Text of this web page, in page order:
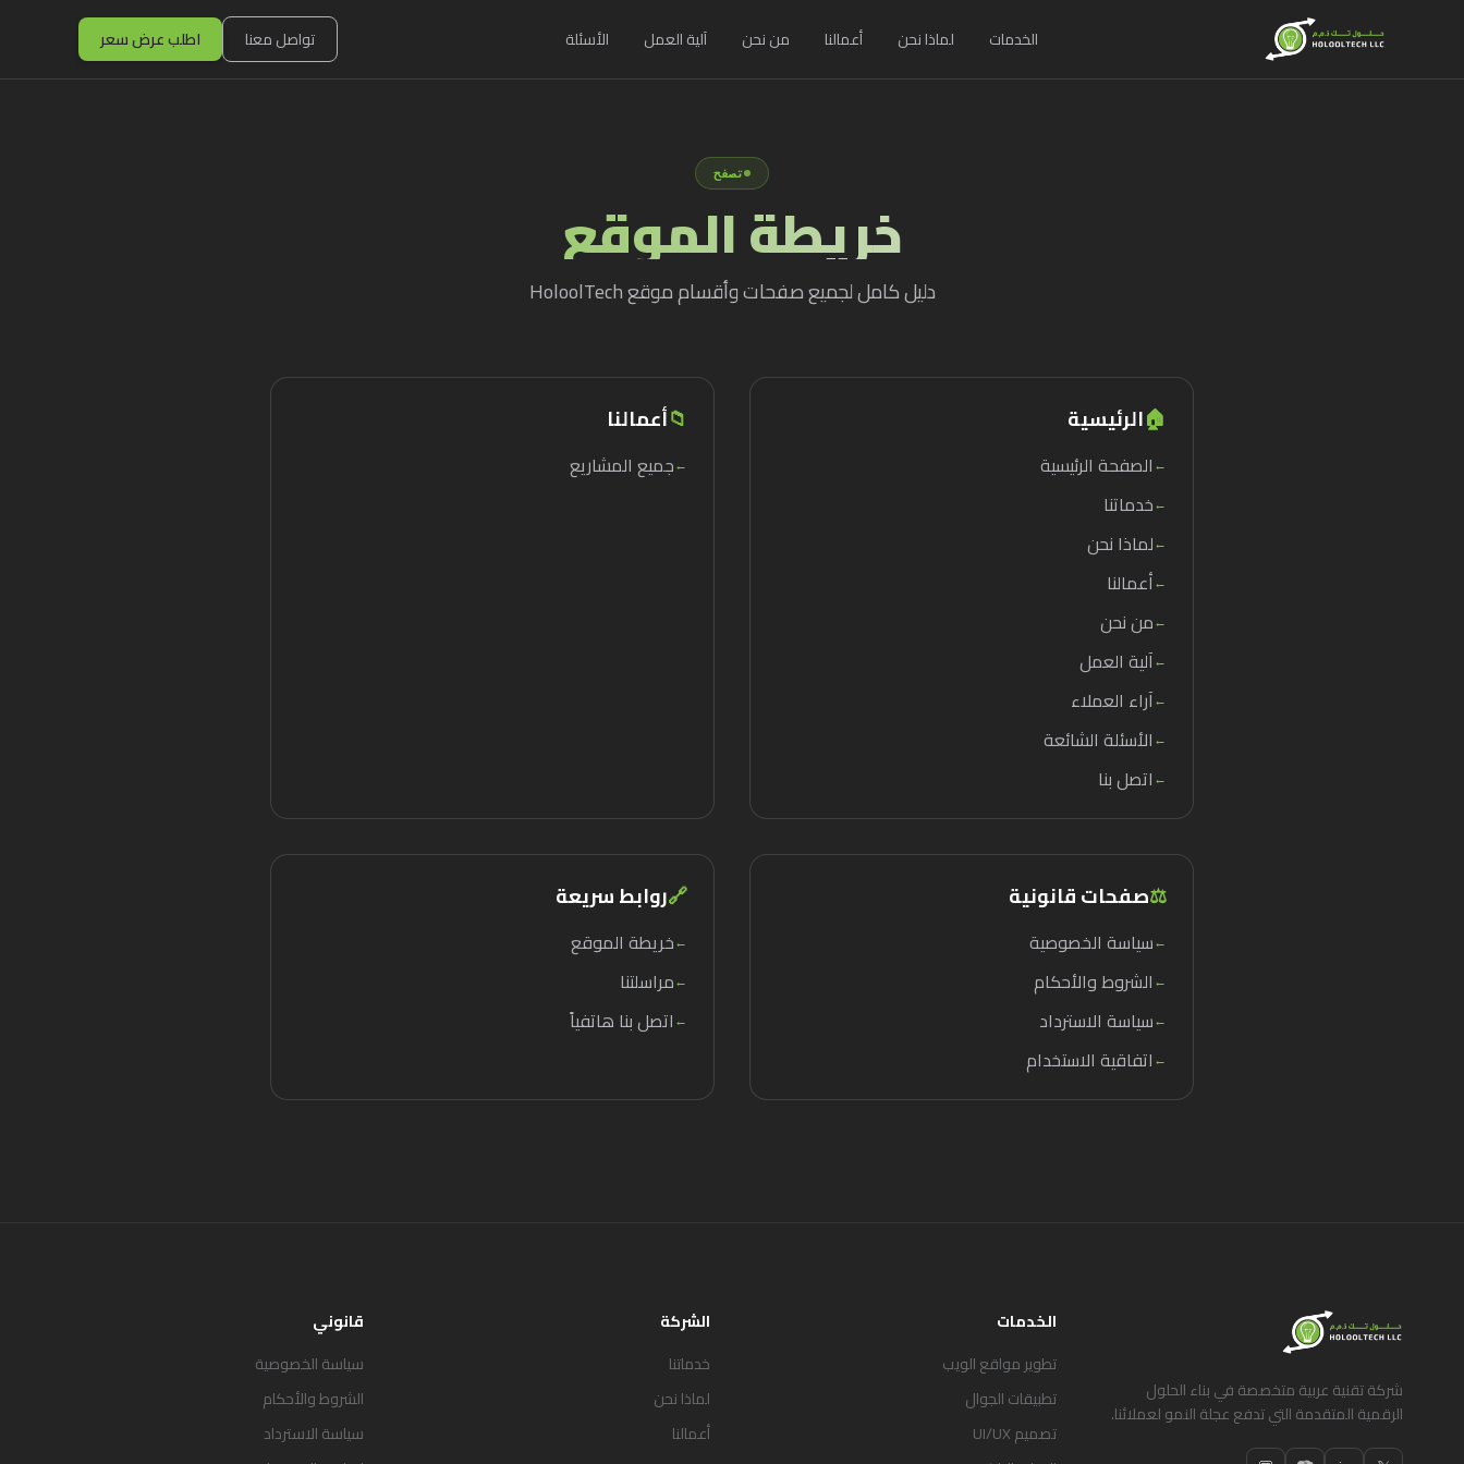
الخدمات لماذا نحن أعمالنا من نحن آلية العمل الأسئلة تواصل معنا اطلب عرض سعر
تصفح
خريطة الموقع
دليل كامل لجميع صفحات وأقسام موقع HoloolTech
🏠الرئيسية
←الصفحة الرئيسية
←خدماتنا
←لماذا نحن
←أعمالنا
←من نحن
←آلية العمل
←آراء العملاء
←الأسئلة الشائعة
←اتصل بنا
📁أعمالنا
←جميع المشاريع
⚖️صفحات قانونية
←سياسة الخصوصية
←الشروط والأحكام
←سياسة الاسترداد
←اتفاقية الاستخدام
🔗روابط سريعة
←خريطة الموقع
←مراسلتنا
←اتصل بنا هاتفياً
شركة تقنية عربية متخصصة في بناء الحلول
الرقمية المتقدمة التي تدفع عجلة النمو لعملائنا.
الخدمات
تطوير مواقع الويب
تطبيقات الجوال
تصميم UI/UX
الشركة
خدماتنا
لماذا نحن
أعمالنا
قانوني
سياسة الخصوصية
الشروط والأحكام
سياسة الاسترداد